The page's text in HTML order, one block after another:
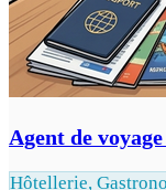
Agent de
Hôtellerie,